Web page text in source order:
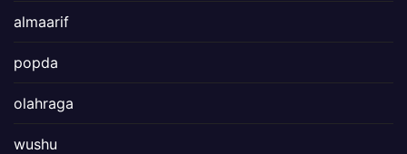
almaarif
popda
olahraga
wushu